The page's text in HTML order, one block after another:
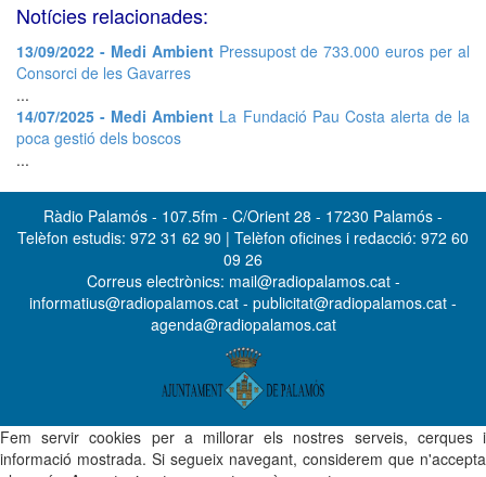
Notícies relacionades:
13/09/2022 - Medi AmbientPressupost de 733.000 euros per al
Consorci de les Gavarres
...
14/07/2025 - Medi Ambient La Fundació Pau Costa alerta de la
poca gestió dels boscos
...
Ràdio Palamós - 107.5fm - C/Orient 28 - 17230 Palamós -
Telèfon estudis: 972 31 62 90 | Telèfon oficines i redacció: 972 60
09 26
Correus electrònics: mail@radiopalamos.cat -
informatius@radiopalamos.cat - publicitat@radiopalamos.cat -
agenda@radiopalamos.cat
Fem servir cookies per a millorar els nostres serveis, cerques i
informació mostrada. Si segueix navegant, considerem que n'accepta